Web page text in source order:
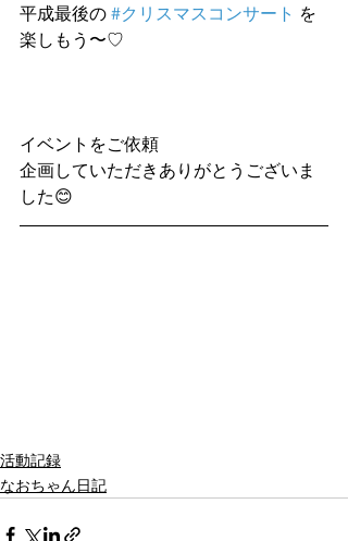
平成最後の #クリスマスコンサート を
楽しもう〜♡
イベントをご依頼
企画していただきありがとうございま
した😊
活動記録
なおちゃん日記